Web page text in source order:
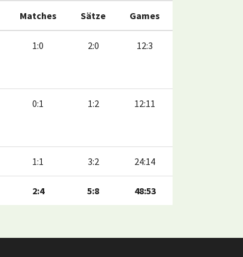
Matches Sätze Games
1:0 2:0 12:3
0:1 1:2 12:11
1:1 3:2 24:14
2:4 5:8 48:53